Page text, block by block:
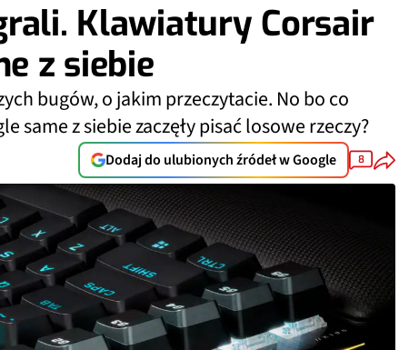
Klawiatury Corsair
z siebie
bugów, o jakim przeczytacie. No bo co
same z siebie zaczęły pisać losowe rzeczy?
Dodaj do ulubionych źródeł w Google 8